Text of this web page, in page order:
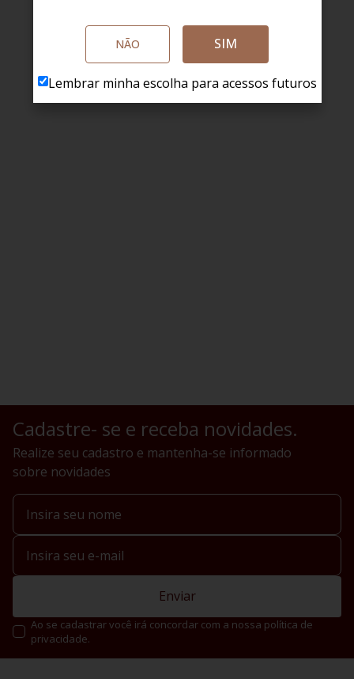
Cadastre- se e receba novidades.
Realize seu cadastro e mantenha-se informado
sobre novidades
Enviar
Ao se cadastrar você irá concordar com a nossa política de
privacidade.
NÃO SIM
Lembrar minha escolha para acessos futuros